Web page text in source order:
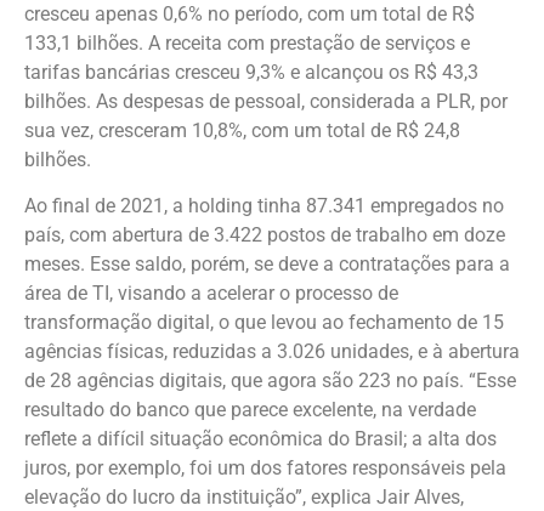
cresceu apenas 0,6% no período, com um total de R$
133,1 bilhões. A receita com prestação de serviços e
tarifas bancárias cresceu 9,3% e alcançou os R$ 43,3
bilhões. As despesas de pessoal, considerada a PLR, por
sua vez, cresceram 10,8%, com um total de R$ 24,8
bilhões.
Ao final de 2021, a holding tinha 87.341 empregados no
país, com abertura de 3.422 postos de trabalho em doze
meses. Esse saldo, porém, se deve a contratações para a
área de TI, visando a acelerar o processo de
transformação digital, o que levou ao fechamento de 15
agências físicas, reduzidas a 3.026 unidades, e à abertura
de 28 agências digitais, que agora são 223 no país. “Esse
resultado do banco que parece excelente, na verdade
reflete a difícil situação econômica do Brasil; a alta dos
juros, por exemplo, foi um dos fatores responsáveis pela
elevação do lucro da instituição”, explica Jair Alves,